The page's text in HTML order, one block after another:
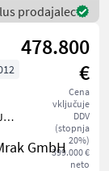
prodajalec
478.800
€
Cena
vključuje
DDV
(stopnja
20%)
399.000 €
neto
GmbH